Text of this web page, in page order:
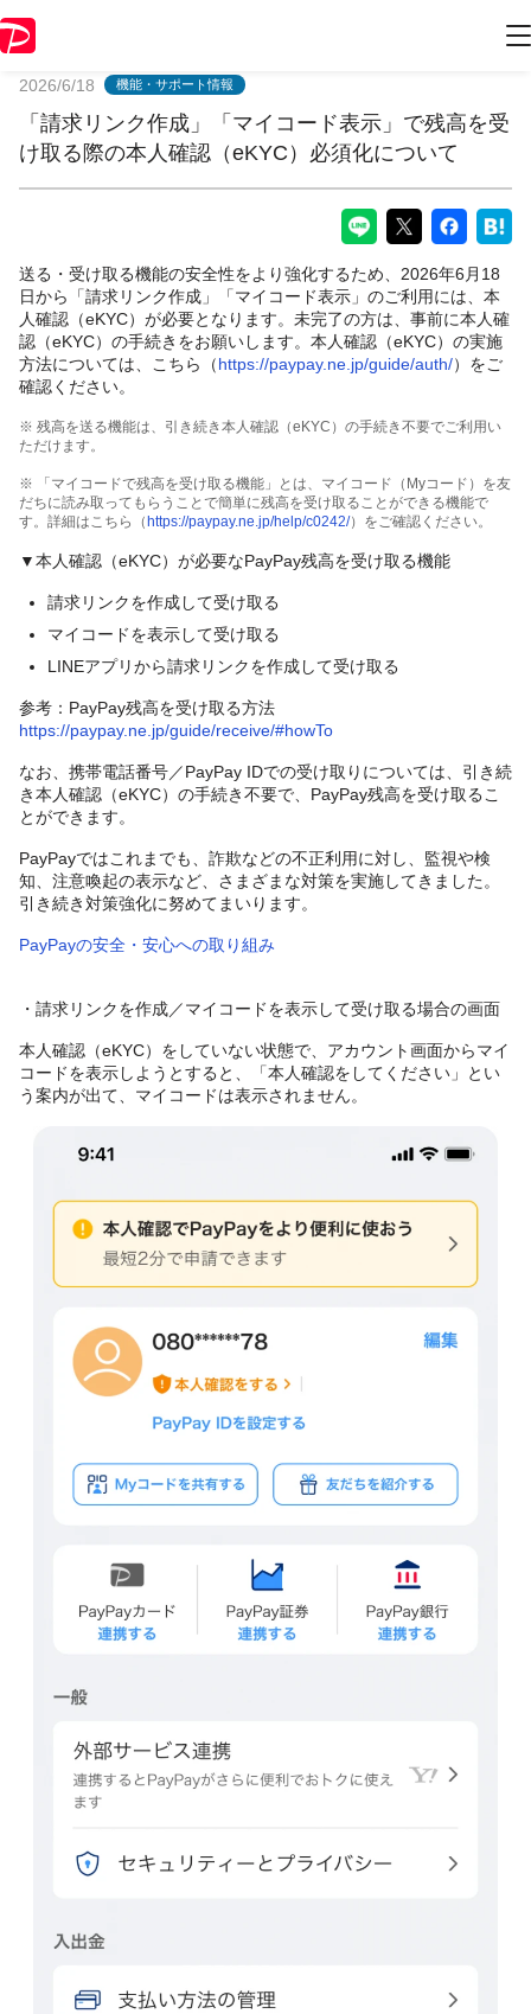
2026/6/18 機能・サポート情報
「請求リンク作成」「マイコード表示」で残高を受
け取る際の本人確認（eKYC）必須化について
送る・受け取る機能の安全性をより強化するため、2026年6月18
日から「請求リンク作成」「マイコード表示」のご利用には、本
人確認（eKYC）が必要となります。未完了の方は、事前に本人確
認（eKYC）の手続きをお願いします。本人確認（eKYC）の実施
方法については、こちら（https://paypay.ne.jp/guide/auth/）をご
確認ください。
※ 残高を送る機能は、引き続き本人確認（eKYC）の手続き不要でご利用い
ただけます。
※ 「マイコードで残高を受け取る機能」とは、マイコード（Myコード）を友
だちに読み取ってもらうことで簡単に残高を受け取ることができる機能で
す。詳細はこちら（https://paypay.ne.jp/help/c0242/）をご確認ください。
▼本人確認（eKYC）が必要なPayPay残高を受け取る機能
請求リンクを作成して受け取る
マイコードを表示して受け取る
LINEアプリから請求リンクを作成して受け取る
参考：PayPay残高を受け取る方法
https://paypay.ne.jp/guide/receive/#howTo
なお、携帯電話番号／PayPay IDでの受け取りについては、引き続
き本人確認（eKYC）の手続き不要で、PayPay残高を受け取るこ
とができます。
PayPayではこれまでも、詐欺などの不正利用に対し、監視や検
知、注意喚起の表示など、さまざまな対策を実施してきました。
引き続き対策強化に努めてまいります。
PayPayの安全・安心への取り組み
・請求リンクを作成／マイコードを表示して受け取る場合の画面
本人確認（eKYC）をしていない状態で、アカウント画面からマイ
コードを表示しようとすると、「本人確認をしてください」とい
う案内が出て、マイコードは表示されません。